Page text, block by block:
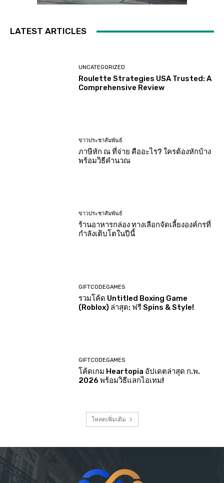
LATEST ARTICLES
UNCATEGORIZED
Roulette Strategies USA Trusted: A
Comprehensive Review
ข่าวประชาสัมพันธ์
ภาษีหัก ณ ที่จ่าย คืออะไร? ใครต้องหักบ้าง
พร้อมวิธีคำนวณ
ข่าวประชาสัมพันธ์
ร้านอาหารกล่อง ทางเลือกจัดเลี้ยงองค์กรที่
กำลังเติบโตในปีนี้
GIFTCODEGAMES
รวมโค้ด Untitled Boxing Game
(Roblox) ล่าสุด: ฟรี Spins & Style!
GIFTCODEGAMES
โค้ดเกม Heartopia อัปเดตล่าสุด ก.พ.
2026 พร้อมวิธีแลกไอเทม!
โหลดเพิ่มเติม